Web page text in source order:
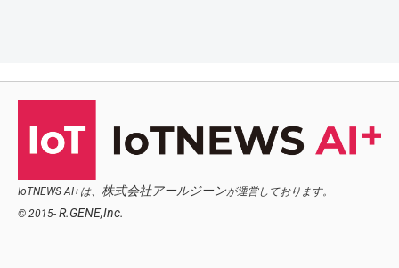
IoTNEWS AI+は、 株式会社アールジーンが運営しております。
© 2015- R.GENE,Inc.